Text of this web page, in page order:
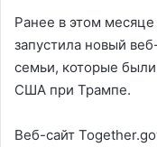
Ранее в этом
запустила новый
семьи, которые
США при Трампе.
Веб-сайт